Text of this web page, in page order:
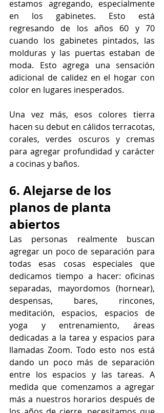
estamos agregando, especialmente
en los gabinetes. Esto está
regresando de los años 60 y 70
cuando los gabinetes pintados, las
molduras y las puertas estaban de
moda. Esto agrega una sensación
adicional de calidez en el hogar con
color en lugares inesperados.
Una vez más, esos colores tierra
hacen su debut en cálidos terracotas,
corales, verdes oscuros y cremas
para agregar profundidad y carácter
a cocinas y baños.
6. Alejarse de los
planos de planta
abiertos
Las personas realmente buscan
agregar un poco de separación para
todas esas cosas especiales que
dedicamos tiempo a hacer: oficinas
separadas, mayordomos (hornear),
despensas, bares, rincones,
meditación, espacios, espacios de
yoga y entrenamiento, áreas
dedicadas a la tarea y espacios para
llamadas Zoom. Todo esto nos está
dando un poco más de separación
entre los espacios y las tareas. A
medida que comenzamos a agregar
más a nuestros horarios después de